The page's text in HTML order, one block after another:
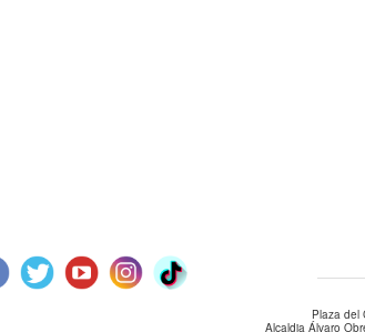
Plaza del
Alcaldia Álvaro